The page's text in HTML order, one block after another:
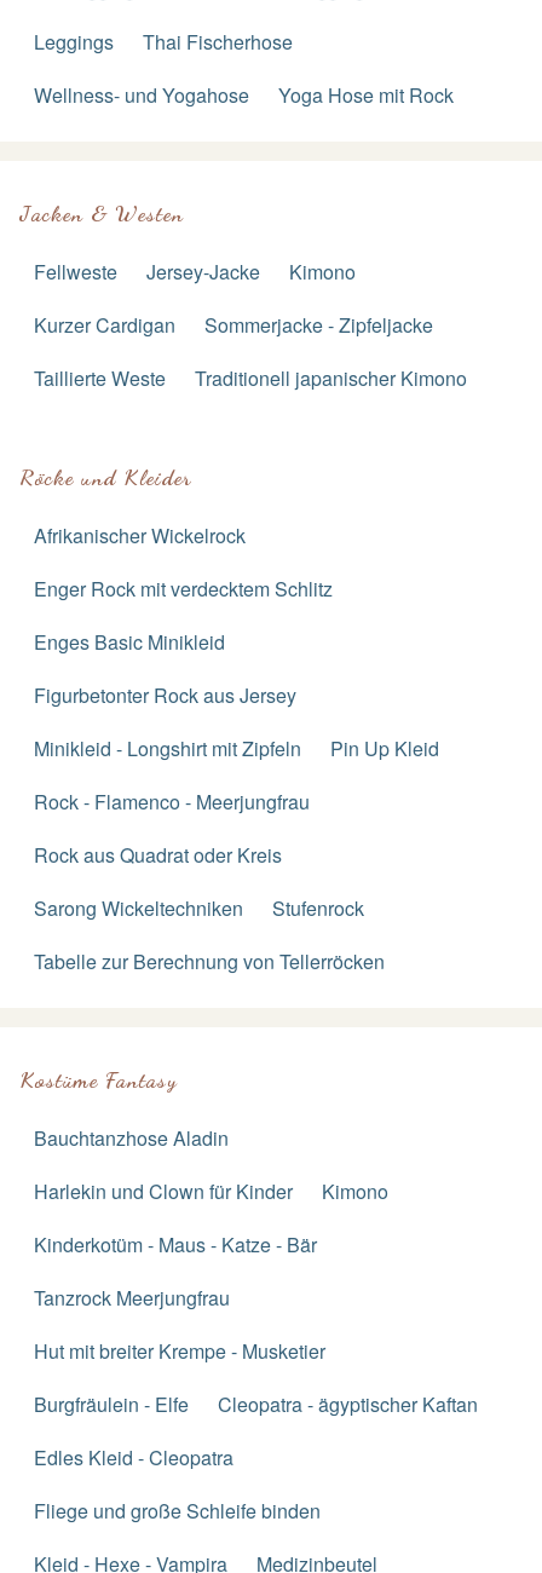
Leggings
Thai Fischerhose
Wellness- und Yogahose
Yoga Hose mit Rock
Jacken & Westen
Fellweste Jersey-Jacke
Kimono
Kurzer Cardigan
Sommerjacke - Zipfeljacke
Taillierte Weste
Traditionell japanischer Kimono
Röcke und Kleider
Afrikanischer Wickelrock
Enger Rock mit verdecktem Schlitz
Enges Basic Minikleid
Figurbetonter Rock aus Jersey
Minikleid - Longshirt mit Zipfeln
Pin Up Kleid
Rock - Flamenco - Meerjungfrau
Rock aus Quadrat oder Kreis
Sarong Wickeltechniken
Stufenrock
Tabelle zur Berechnung von Tellerröcken
Kostüme Fantasy
Bauchtanzhose Aladin
Harlekin und Clown für Kinder
Kimono
Kinderkotüm - Maus - Katze - Bär
Tanzrock Meerjungfrau
Hut mit breiter Krempe - Musketier
Burgfräulein - Elfe
Cleopatra - ägyptischer Kaftan
Edles Kleid - Cleopatra
Fliege und große Schleife binden
Kleid - Hexe - Vampira
Medizinbeutel